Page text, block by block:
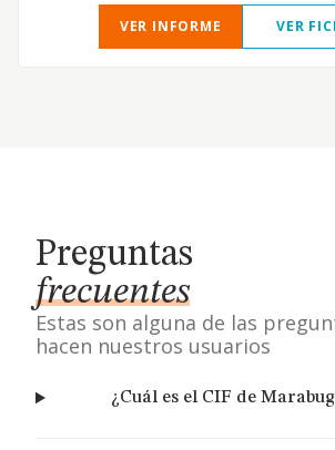
VER INFORME VER
Preguntas
frecuentes
Estas son alguna de las
hacen nuestros usuarios
¿Cuál es el CIF de